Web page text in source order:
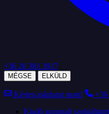
+36 20 381 3917
MÉGSE ELKÜLD
Kérjen ajánlatot most!
+36
Kiadó azonnali